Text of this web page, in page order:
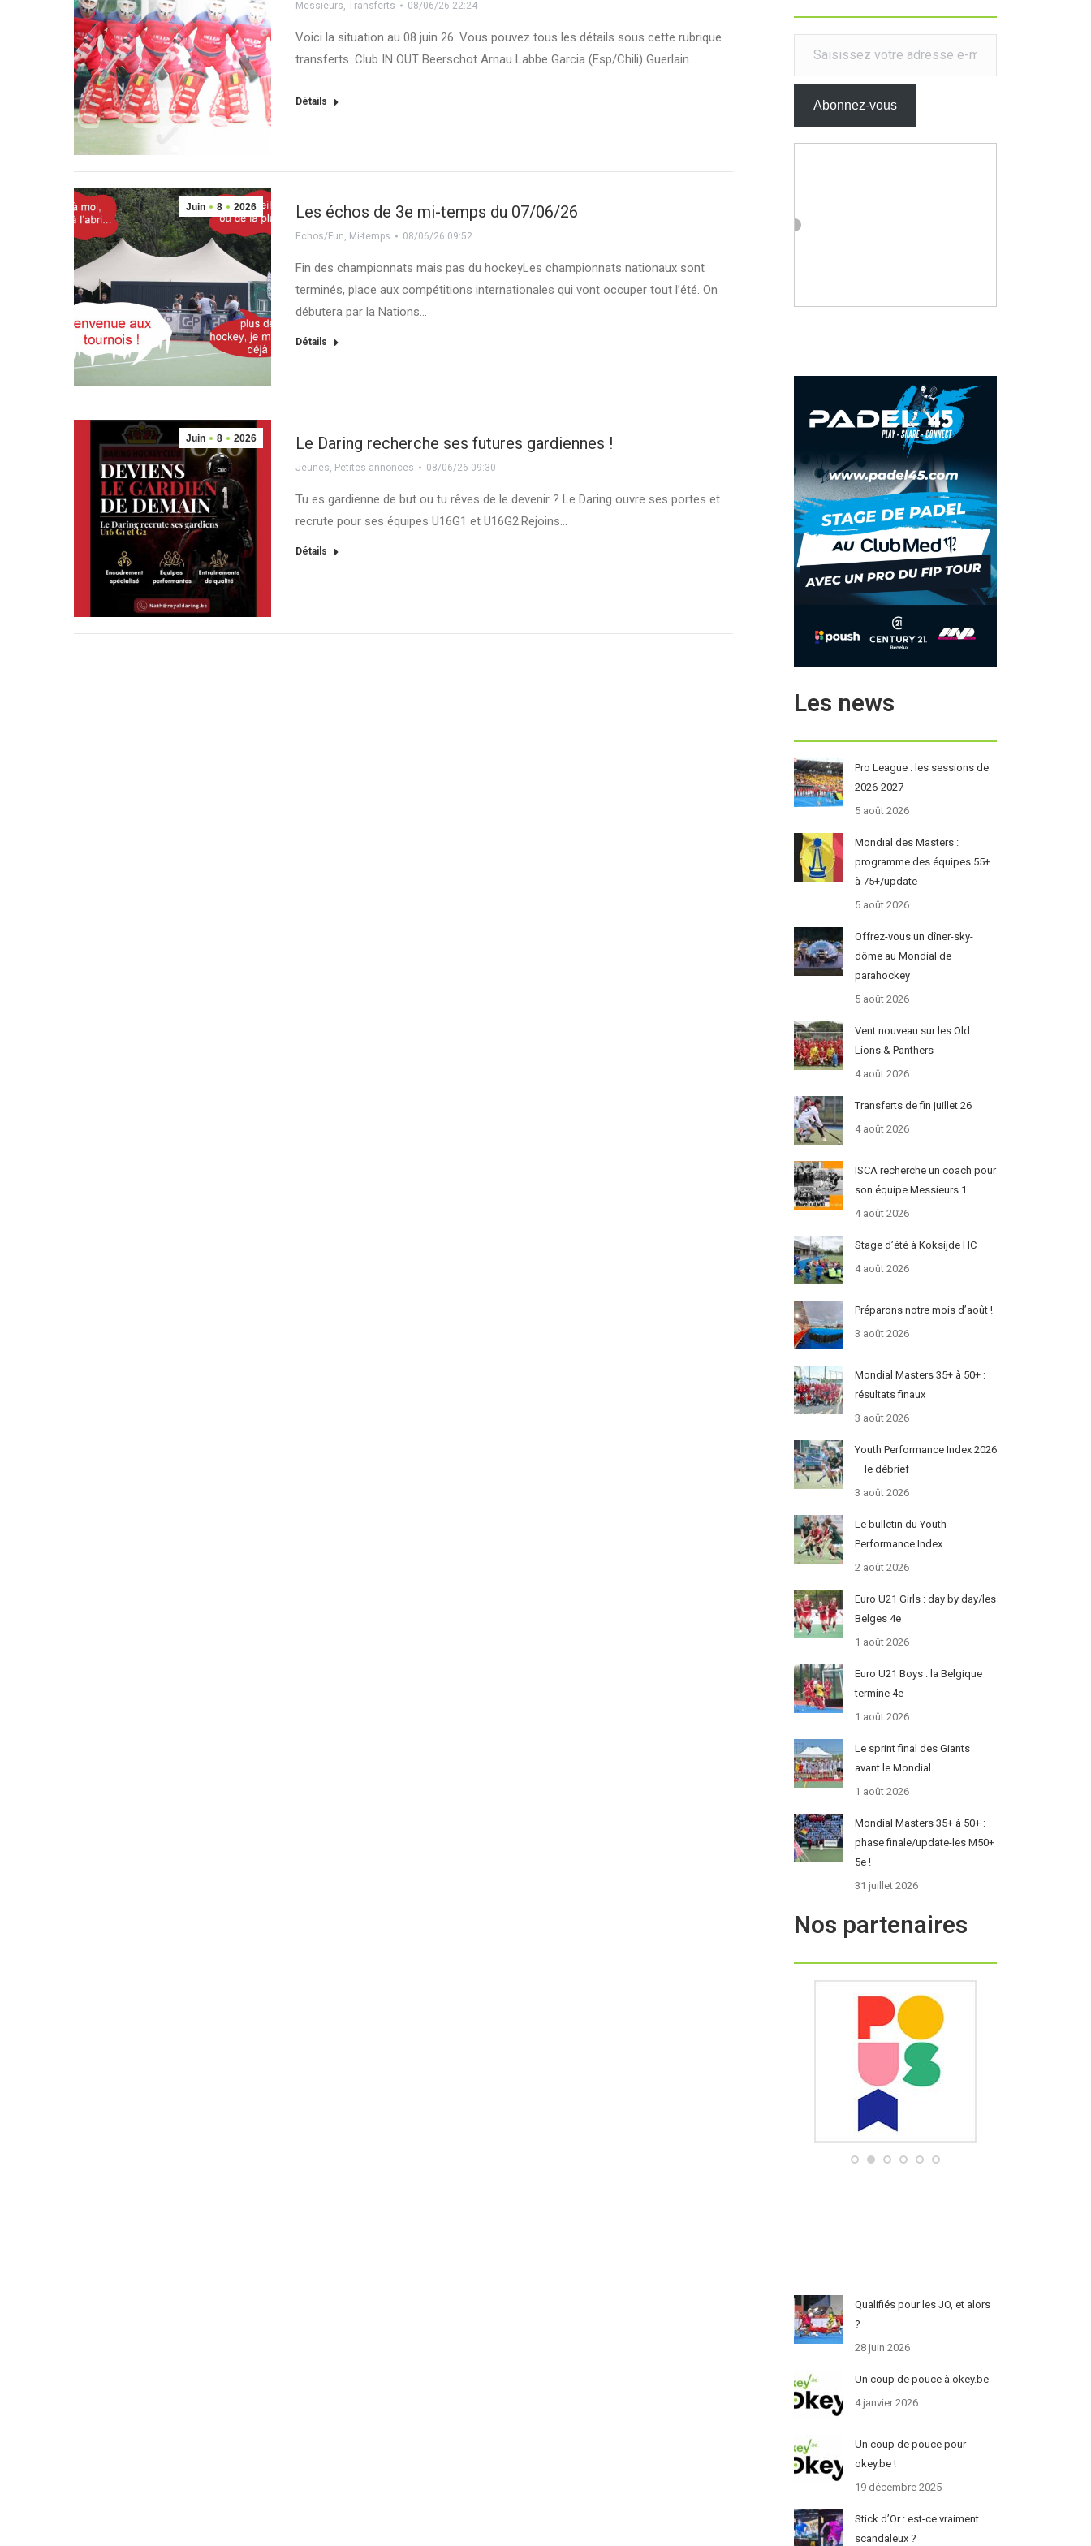
Messieurs,Transferts 08/06/26 22:24
Voici la situation au 08 juin 26. Vous pouvez tous les détails sous cette rubrique
transferts. Club IN OUT Beerschot Arnau Labbe Garcia (Esp/Chili) Guerlain…
Détails
Juin 8 2026 Les échos de 3e mi-temps du 07/06/26
Echos/Fun, Mi-temps 08/06/26 09:52
Fin des championnats mais pas du hockeyLes championnats nationaux sont
terminés, place aux compétitions internationales qui vont occuper tout l’été. On
débutera par la Nations…
Détails
Juin 8 2026 Le Daring recherche ses futures gardiennes !
Jeunes, Petites annonces 08/06/26 09:30
Tu es gardienne de but ou tu rêves de le devenir ? Le Daring ouvre ses portes et
recrute pour ses équipes U16G1 et U16G2.Rejoins…
Détails
Saisissez votre adresse e-mail…
Abonnez-vous
Les news
Pro League : les sessions de
2026-2027
5 août 2026
Mondial des Masters :
programme des équipes 55+
à 75+/update
5 août 2026
Offrez-vous un dîner-sky-
dôme au Mondial de
parahockey
5 août 2026
Vent nouveau sur les Old
Lions & Panthers
4 août 2026
Transferts de fin juillet 26
4 août 2026
ISCA recherche un coach pour
son équipe Messieurs 1
4 août 2026
Stage d’été à Koksijde HC
4 août 2026
Préparons notre mois d’août !
3 août 2026
Mondial Masters 35+ à 50+ :
résultats finaux
3 août 2026
Youth Performance Index 2026
– le débrief
3 août 2026
Le bulletin du Youth
Performance Index
2 août 2026
Euro U21 Girls : day by day/les
Belges 4e
1 août 2026
Euro U21 Boys : la Belgique
termine 4e
1 août 2026
Le sprint final des Giants
avant le Mondial
1 août 2026
Mondial Masters 35+ à 50+ :
phase finale/update-les M50+
5e !
31 juillet 2026
Nos partenaires
Qualifiés pour les JO, et alors
?
28 juin 2026
Un coup de pouce à okey.be
4 janvier 2026
Un coup de pouce pour
okey.be !
19 décembre 2025
Stick d’Or : est-ce vraiment
scandaleux ?